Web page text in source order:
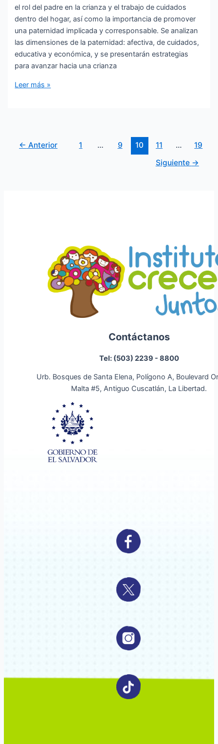
el rol del padre en la crianza y el trabajo de cuidados
dentro del hogar, así como la importancia de promover
una paternidad implicada y corresponsable. Se analizan
las dimensiones de la paternidad: afectiva, de cuidados,
educativa y económica, y se presentarán estrategias
para avanzar hacia una crianza
Paternidad
el
Leer más »
Paginación
← Anterior 1 … 9 10 11 …
19
Siguiente →
Contáctanos
Tel: (503) 2239 - 8800
Urb. Bosques de Santa Elena, Polígono A, Boulevard
Malta #5, Antiguo Cuscatlán, La Libertad.